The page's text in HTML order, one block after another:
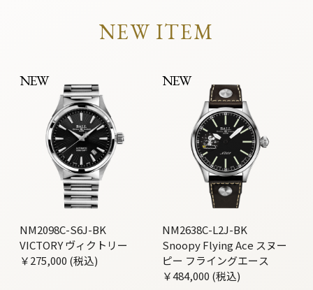
NEW ITEM
NEW
NM2098C-S6J-BK
VICTORY ヴィクトリー
￥275,000 (税込)
NEW
NM2638C-L2J-BK
Snoopy Flying Ace スヌー
ピー フライングエース
￥484,000 (税込)